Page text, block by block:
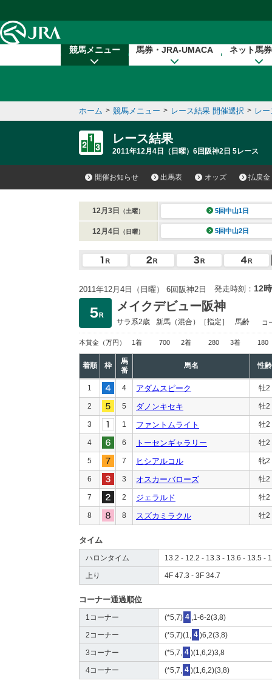
競馬メニュー 馬券・JRA-UMACA ネット馬
ホーム > 競馬メニュー > レース結果 開催選択 > レ
レース結果
2011年12月4日（日曜）6回阪神2日 5レース
開催お知らせ 出馬表 オッズ 払戻金
12月3日 （土曜） 5回中山1日
12月4日 （日曜） 5回中山2日
2011年12月4日（日曜） 6回阪神2日 発走時刻： 12
メイクデビュー阪神
サラ系2歳 新馬 （混合）［指定］ 馬齢 コ
本賞金 （万円） 1着 700 2着 280 3着 180
着順 枠
馬
番
馬名 性齢
1 4 アダムスピーク 牡2
2 5 ダノンキセキ 牡2
3 1 ファントムライト 牡2
4 6 トーセンギャラリー 牡2
5 7 ヒシアルコル 牝2
6 3 オスカーバローズ 牡2
7 2 ジェラルド 牡2
8 8 スズカミラクル 牡2
タイム
ハロンタイム 13.2 - 12.2 - 13.3 - 13.6 - 13.5 -
上り 4F 47.3 - 3F 34.7
コーナー通過順位
1コーナー (*5,7) 4 ,1-6-2(3,8)
2コーナー (*5,7)(1, 4 )6,2(3,8)
3コーナー (*5,7, 4 )(1,6,2)3,8
4コーナー (*5,7, 4 )(1,6,2)(3,8)